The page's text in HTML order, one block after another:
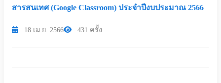
สารสนเทศ (Google Classroom) ประจำปีงบประมาณ 2566
18 เม.ย. 2566 431 ครั้ง